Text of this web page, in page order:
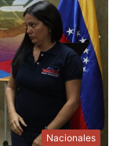
Nacionales